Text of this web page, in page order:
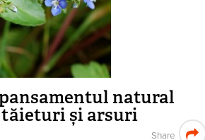
natural
și arsuri
Share